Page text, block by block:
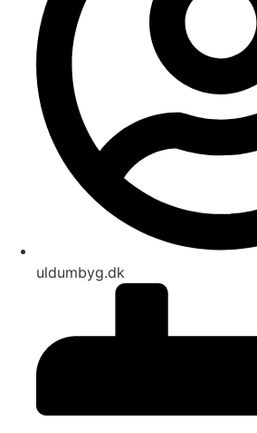
uldumbyg.dk